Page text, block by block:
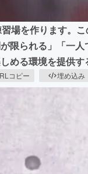
場を作ります。
限られる」「一人
める環境を提供す
コピー 埋め込み